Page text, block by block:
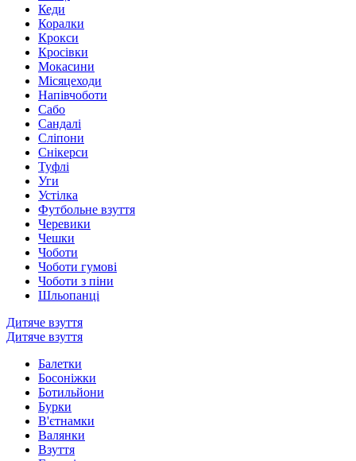
Кеди
Коралки
Крокси
Кросівки
Мокасини
Місяцеходи
Напівчоботи
Сабо
Сандалі
Сліпони
Снікерси
Туфлі
Уги
Устілка
Футбольне взуття
Черевики
Чешки
Чоботи
Чоботи гумові
Чоботи з піни
Шльопанці
Дитяче взуття
Дитяче взуття
Балетки
Босоніжки
Ботильйони
Бурки
В'єтнамки
Валянки
Взуття